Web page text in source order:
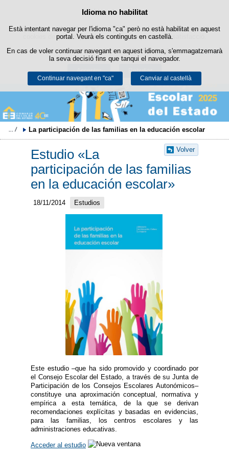
Política de cookies
Aquest lloc web utilitza cookies pròpies per facilitar la navegació i
cookies de tercers per obtenir estadístiques d'ús i satisfacció.
Podeu obtenir més informació a l'apartat "Cookies" del nostreavís legal.
Acceptar Rebutjar
Idioma no habilitat
Està intentant navegar per l'idioma "ca" però no està habilitat en aquest
portal. Veurà els continguts en castellà.
En cas de voler continuar navegant en aquest idioma, s'emmagatzemarà
la seva decisió fins que tanqui el navegador.
Continuar navegant en "ca" Canviar al castellà
Passar al contingut
La participación de las familias en la educación escolar
Volver
Estudio «La
participación de las familias
en la educación escolar»
18/11/2014 Estudios
Este estudio –que ha sido promovido y coordinado por
el Consejo Escolar del Estado, a través de su Junta de
Participación de los Consejos Escolares Autonómicos–
constituye una aproximación conceptual, normativa y
empírica a esta temática, de la que se derivan
recomendaciones explícitas y basadas en evidencias,
para las familias, los centros escolares y las
administraciones educativas.
Acceder al estudio